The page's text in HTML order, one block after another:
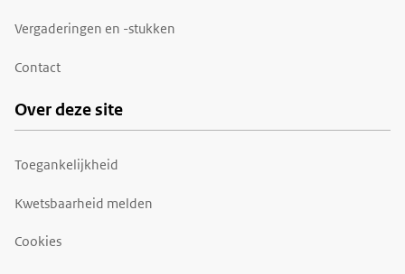
Vergaderingen en -stukken
Contact
Over deze site
Toegankelijkheid
Kwetsbaarheid melden
Cookies